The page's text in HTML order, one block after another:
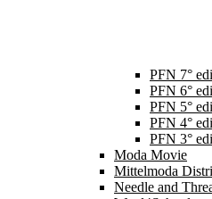
PFN 7°
PFN 6°
PFN 5°
PFN 4°
PFN 3°
Moda Movie
Mittelmoda
Needle and